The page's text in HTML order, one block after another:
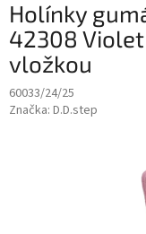
Holínky
42308
vložkou
60033/24/25
Značka: D.D.step